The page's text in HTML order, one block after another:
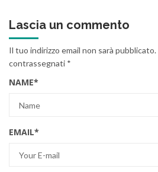
Lascia un commento
Il tuo indirizzo email non sarà pubblicato.
contrassegnati *
NAME*
EMAIL*